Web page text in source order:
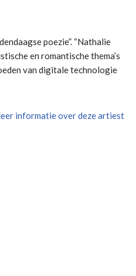
poezie”. “Nathalie
en romantische thema’s
van digitale technologie
informatie over deze artiest